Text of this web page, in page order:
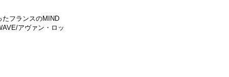
たフランスのMIND
アヴァン・ロッ